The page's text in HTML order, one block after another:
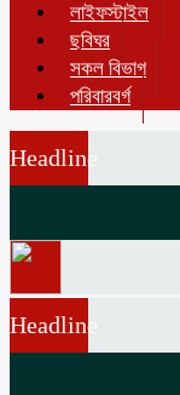
লাইফস্টাইল
ছবিঘর
সকল বিভাগ
পরিবারবর্গ
Headline
Headline